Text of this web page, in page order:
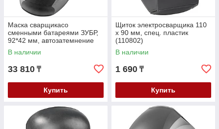
Маска сварщикасо
сменными батареями ЗУБР,
92*42 мм, автозатемнение
(11070)
В наличии
33 810 ₸
Купить
Щиток электросварщика 110
х 90 мм, спец. пластик
(110802)
В наличии
1 690 ₸
Купить